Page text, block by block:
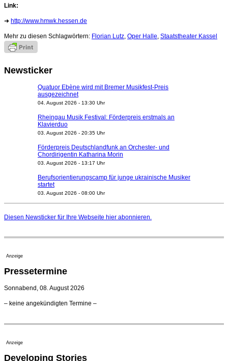
Link:
➜ http://www.hmwk.hessen.de
Mehr zu diesen Schlagwörtern: Florian Lutz, Oper Halle, Staatstheater Kassel
Newsticker
Quatuor Ebène wird mit Bremer Musikfest-Preis
ausgezeichnet
04. August 2026 - 13:30 Uhr
Rheingau Musik Festival: Förderpreis erstmals an
Klavierduo
03. August 2026 - 20:35 Uhr
Förderpreis Deutschlandfunk an Orchester- und
Chordirigentin Katharina Morin
03. August 2026 - 13:17 Uhr
Berufsorientierungscamp für junge ukrainische Musiker
startet
03. August 2026 - 08:00 Uhr
Nationaltheater Mannheim
Regensburger Generalmusikdirektor Stefan Veselka
Kammerorchester Heilbronn: Chefdirigent Risto Joost
verlängert bis 2030
Ensemblemitglieder
Dirigent Nicolás Pasquet mit Würth-Preis der
Diesen Newsticker für Ihre Webseite hier abonnieren.
Anzeige
Pressetermine
Sonnabend, 08. August 2026
– keine angekündigten Termine –
Anzeige
Developing Stories